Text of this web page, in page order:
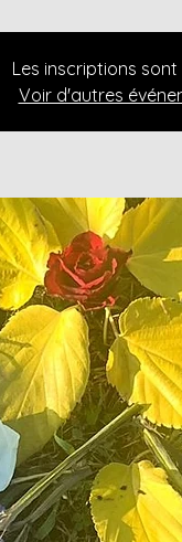
Les inscriptions sont
Voir d'autres